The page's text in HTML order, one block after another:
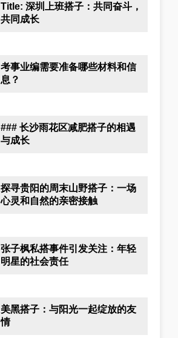
Title: 深圳上班搭子：共同奋斗，
共同成长
考事业编需要准备哪些材料和信
息？
### 长沙雨花区减肥搭子的相遇
与成长
探寻贵阳的周末山野搭子：一场
心灵和自然的亲密接触
张子枫私搭事件引发关注：年轻
明星的社会责任
美黑搭子：与阳光一起绽放的友
情